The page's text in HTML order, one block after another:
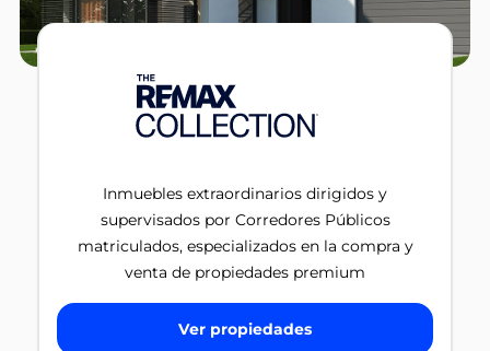
Inmuebles extraordinarios dirigidos y
supervisados por Corredores Públicos
matriculados, especializados en la compra y
venta de propiedades premium
Ver propiedades